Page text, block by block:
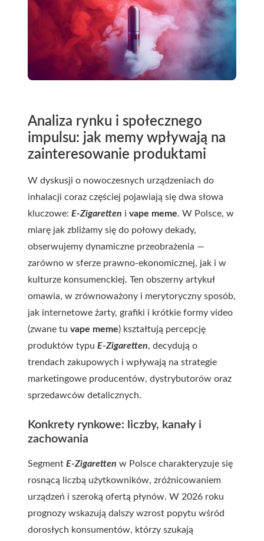
Analiza rynku i społecznego
impulsu: jak memy wpływają na
zainteresowanie produktami
W dyskusji o nowoczesnych urządzeniach do
inhalacji coraz częściej pojawiają się dwa słowa
kluczowe: E-Zigaretten i vape meme. W Polsce, w
miarę jak zbliżamy się do połowy dekady,
obserwujemy dynamiczne przeobrażenia —
zarówno w sferze prawno-ekonomicznej, jak i w
kulturze konsumenckiej. Ten obszerny artykuł
omawia, w zrównoważony i merytoryczny sposób,
jak internetowe żarty, grafiki i krótkie formy video
(zwane tu vape meme) kształtują percepcję
produktów typu E-Zigaretten, decydują o
trendach zakupowych i wpływają na strategie
marketingowe producentów, dystrybutorów oraz
sprzedawców detalicznych.
Konkrety rynkowe: liczby, kanały i
zachowania
Segment E-Zigaretten w Polsce charakteryzuje się
rosnącą liczbą użytkowników, zróżnicowaniem
urządzeń i szeroką ofertą płynów. W 2026 roku
prognozy wskazują dalszy wzrost popytu wśród
dorosłych konsumentów, którzy szukają